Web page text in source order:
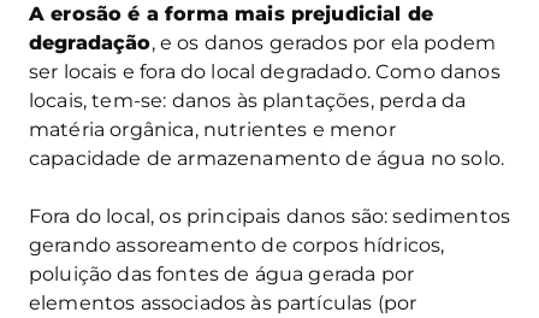
A erosão é a forma mais prejudicial de
degradação, e os danos gerados por ela podem
ser locais e fora do local degradado. Como danos
locais, tem-se: danos às plantações, perda da
matéria orgânica, nutrientes e menor
capacidade de armazenamento de água no solo.
Fora do local, os principais danos são: sedimentos
gerando assoreamento de corpos hídricos,
poluição das fontes de água gerada por
elementos associados às partículas (por